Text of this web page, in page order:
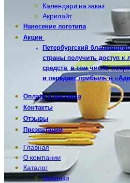
Календари на заказ
Акрилайт
Нанесение логотипа
Акции
Петербургский
страны получить доступ к
средств, в том числе,
и передает прибыль в
Оплата и доставка
Контакты
Отзывы
Презентации
Главная
О компании
Каталог
Новинки